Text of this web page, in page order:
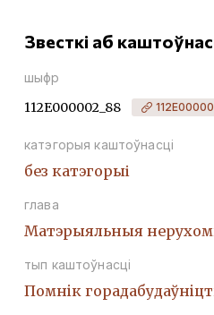
Звесткі аб
шыфр
112Е000002_88
катэгорыя каштоўнасці
без катэгорыі
глава
Матэрыяльныя
тып каштоўнасці
Помнiк